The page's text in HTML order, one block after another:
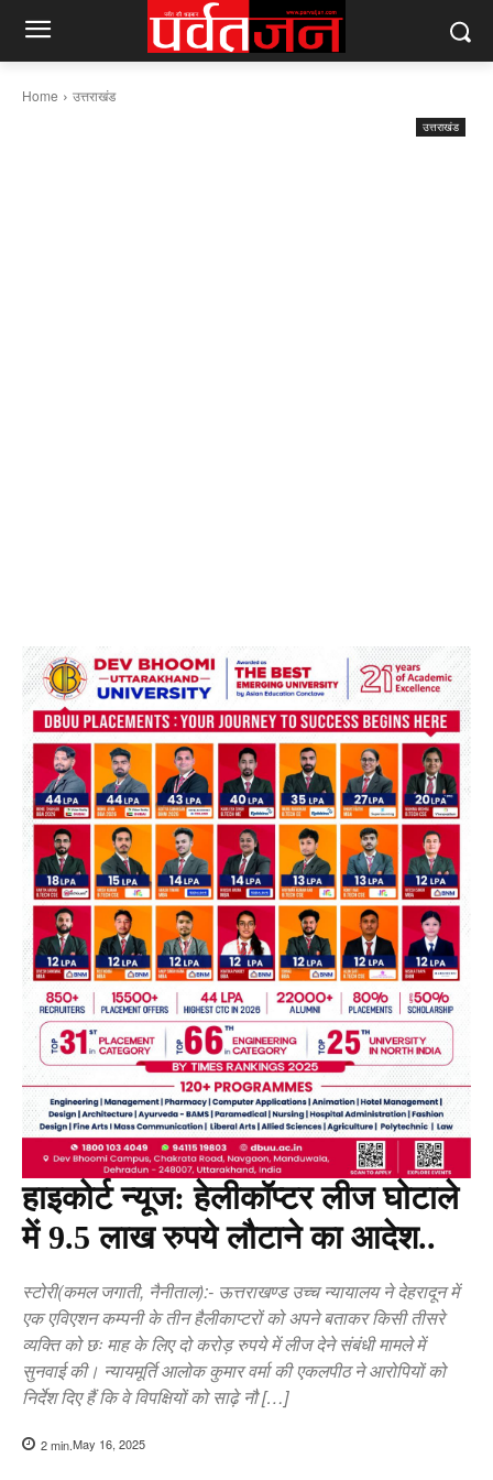
Home उत्तराखंड
उत्तराखंड
हाइकोर्ट न्यूज: हेलीकॉप्टर लीज घोटाले
में 9.5 लाख रुपये लौटाने का आदेश..
स्टोरी(कमल जगाती, नैनीताल):- ऊत्तराखण्ड उच्च न्यायालय ने देहरादून में
एक एविएशन कम्पनी के तीन हैलीकाप्टरों को अपने बताकर किसी तीसरे
व्यक्ति को छः माह के लिए दो करोड़ रुपये में लीज देने संबंधी मामले में
सुनवाई की। न्यायमूर्ति आलोक कुमार वर्मा की एकलपीठ ने आरोपियों को
निर्देश दिए हैं कि वे विपक्षियों को साढ़े नौ […]
2min.May 16, 2025